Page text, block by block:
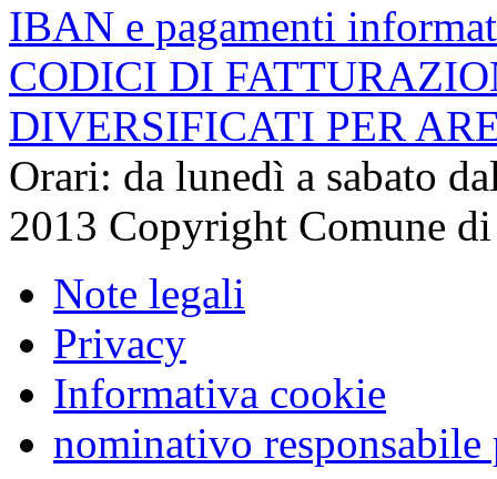
IBAN e pagamenti
CODICI DI
DIVERSIFICATI PER
Orari: da lunedì a sabato
2013 Copyright Comune
Note legali
Privacy
Informativa cookie
nominativo